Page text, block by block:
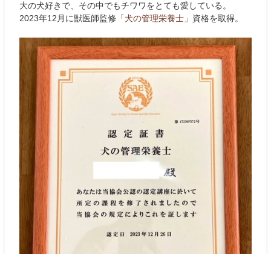
大の犬好きで、その中でもチワワをとても愛している。
2023年12月に獣医師監修 「犬の管理栄養士」 資格を取得。